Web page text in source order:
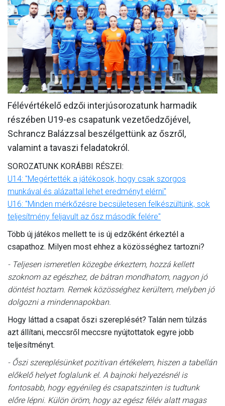
CSAPAT
MÉRKŐZÉSEK
JELENTKEZÉS
KLUB
GALÉRIA
SZURKOLÓI ÉLMÉNYEK
SAJTÓ
Félévértékelő edzői interjúsorozatunk harmadik
részében U19-es csapatunk vezetőedzőjével,
Schrancz Balázzsal beszélgettünk az őszről,
valamint a tavaszi feladatokról.
SOROZATUNK KORÁBBI RÉSZEI:
U14: "Megértették a játékosok, hogy csak szorgos
munkával és alázattal lehet eredményt elérni"
U16: "Minden mérkőzésre becsületesen felkészültünk, sok
teljesítmény feljavult az ősz második felére"
Több új játékos mellett te is új edzőként érkeztél a
csapathoz. Milyen most ehhez a közösséghez tartozni?
- Teljesen ismeretlen közegbe érkeztem, hozzá kellett
szoknom az egészhez, de bátran mondhatom, nagyon jó
döntést hoztam. Remek közösséghez kerültem, melyben jó
dolgozni a mindennapokban.
Hogy láttad a csapat őszi szereplését? Talán nem túlzás
azt állítani, meccsről meccsre nyújtottatok egyre jobb
teljesítményt.
- Őszi szereplésünket pozitívan értékelem, hiszen a tabellán
előkelő helyet foglalunk el. A bajnoki helyezésnél is
fontosabb, hogy egyénileg és csapatszinten is tudtunk
előre lépni. Külön öröm, hogy az egész félév alatt magas